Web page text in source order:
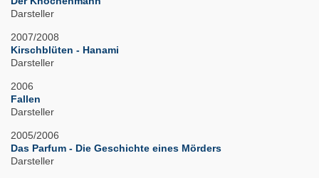
Darsteller
2007/2008
Kirschblüten - Hanami
Darsteller
2006
Fallen
Darsteller
2005/2006
Das Parfum - Die Geschichte eines Mörders
Darsteller